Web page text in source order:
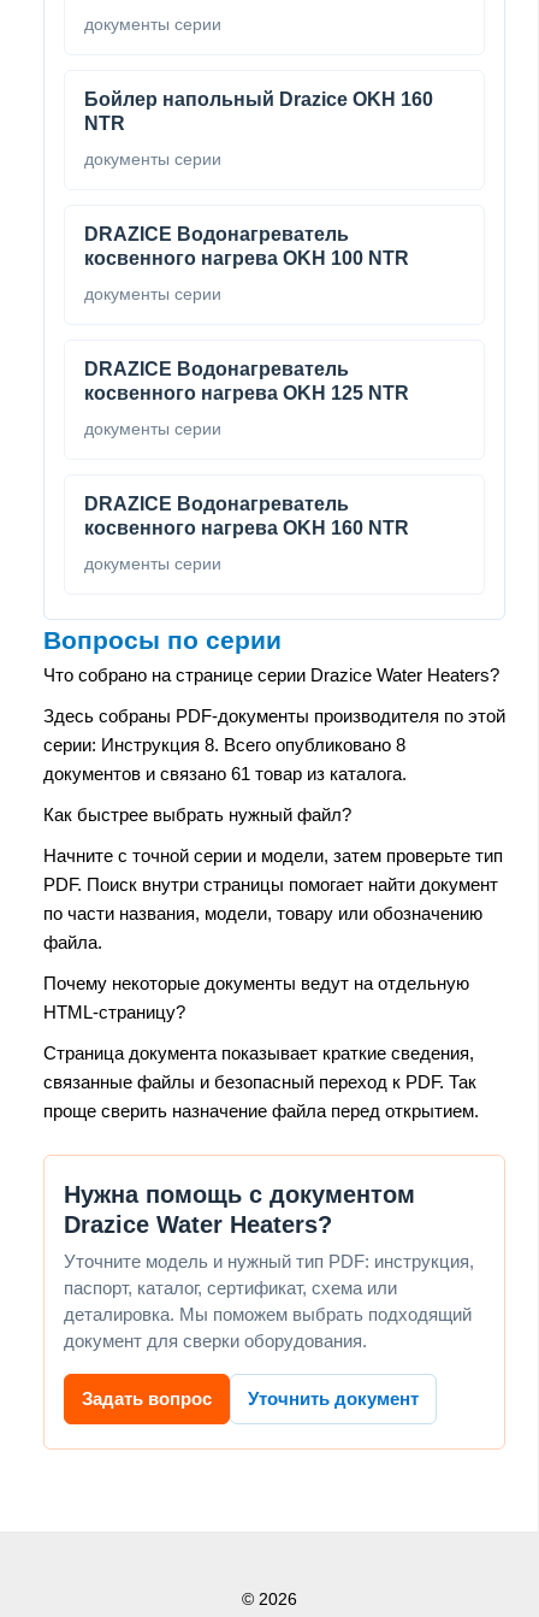
документы серии
Бойлер напольный Drazice OKH 160
NTR
документы серии
DRAZICE Водонагреватель
косвенного нагрева OKH 100 NTR
документы серии
DRAZICE Водонагреватель
косвенного нагрева OKH 125 NTR
документы серии
DRAZICE Водонагреватель
косвенного нагрева OKH 160 NTR
документы серии
Вопросы по серии
Что собрано на странице серии Drazice Water Heaters?
Здесь собраны PDF-документы производителя по этой
серии: Инструкция 8. Всего опубликовано 8
документов и связано 61 товар из каталога.
Как быстрее выбрать нужный файл?
Начните с точной серии и модели, затем проверьте тип
PDF. Поиск внутри страницы помогает найти документ
по части названия, модели, товару или обозначению
файла.
Почему некоторые документы ведут на отдельную
HTML-страницу?
Страница документа показывает краткие сведения,
связанные файлы и безопасный переход к PDF. Так
проще сверить назначение файла перед открытием.
Нужна помощь с документом
Drazice Water Heaters?
Уточните модель и нужный тип PDF: инструкция,
паспорт, каталог, сертификат, схема или
деталировка. Мы поможем выбрать подходящий
документ для сверки оборудования.
Задать вопрос Уточнить документ
© 2026